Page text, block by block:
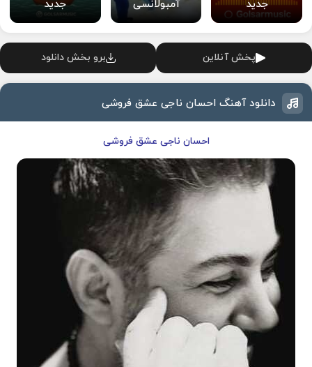
جدید
آمبولانسی
جدید
پخش آنلاین برو بخش دانلود
دانلود آهنگ احسان ناجی عشق فروشی
احسان ناجی عشق فروشی